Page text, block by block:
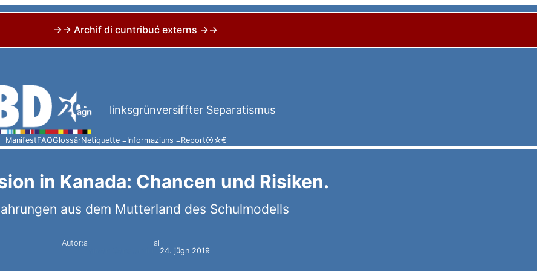
→→ Archif di cuntribuć externs →→
linksgrünversiffter Separatismus
ManifestFAQGlossârNetiquette ≡Informaziuns ≡Report⦿☆€
in Kanada: Chancen und Risiken.
aus dem Mutterland des Schulmodells
Autor:a
ai
24. jügn 2019